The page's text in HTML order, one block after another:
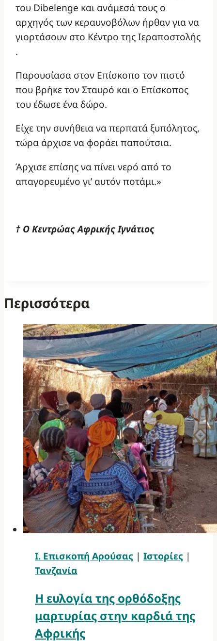
του Dibelenge και ανάμεσά τους ο
αρχηγός των κεραυνοβόλων ήρθαν για να
γιορτάσουν στο Κέντρο της Ιεραποστολής
.
Παρουσίασα στον Επίσκοπο τον πιστό
που βρήκε τον Σταυρό και ο Επίσκοπος
του έδωσε ένα δώρο.
Είχε την συνήθεια να περπατά ξυπόλητος,
τώρα άρχισε να φοράει παπούτσια.
Άρχισε επίσης να πίνει νερό από το
απαγορευμένο γι’ αυτόν ποτάμι.»
† Ο Κεντρώας Αφρικής Ιγνάτιος
Περισσότερα
Ι. Επισκοπή Αρούσας | Ιστορίες |
Τανζανία
Η ευλογία της ορθόδοξης
μαρτυρίας στην καρδιά της
Αφρικής